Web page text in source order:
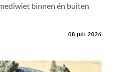
binnen én buiten
08 juli 2026